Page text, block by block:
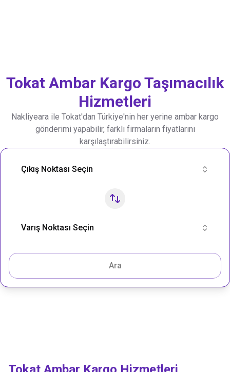
Tokat Ambar Kargo Taşımacılık
Hizmetleri
Nakliyeara ile Tokat'dan Türkiye'nin her yerine ambar kargo
gönderimi yapabilir, farklı firmaların fiyatlarını
karşılaştırabilirsiniz.
Nakliye Rotası Ara
Çıkış Noktası Seçin
Varış Noktası Seçin
Ara